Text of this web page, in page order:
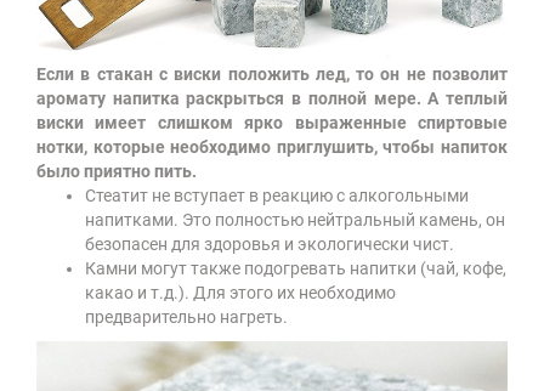
Если в стакан с виски положить лед, то он не позволит
аромату напитка раскрыться в полной мере. А теплый
виски имеет слишком ярко выраженные спиртовые
нотки, которые необходимо приглушить, чтобы напиток
было приятно пить.
Стеатит не вступает в реакцию с алкогольными
напитками. Это полностью нейтральный камень, он
безопасен для здоровья и экологически чист.
Камни могут также подогревать напитки (чай, кофе,
какао и т.д.). Для этого их необходимо
предварительно нагреть.